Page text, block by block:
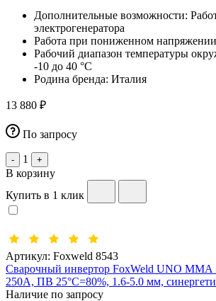
Дополнительные возможности:
электрогенератора
Работа при пониженном
Рабочий диапазон температуры
-10 до 40 °С
Родина бренда: Италия
13 880 ₽
По запросу
- 1 +
В корзину
Купить в 1 клик
Артикул: Foxweld 8543
Сварочный инвертор FoxWeld UNO MMA
250А, ПВ 25°C=80%, 1.6-5.0 мм,
Наличие по запросу